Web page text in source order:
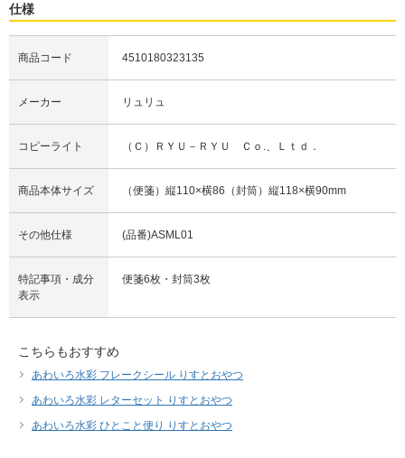
仕様
商品コード 4510180323135
メーカー リュリュ
コピーライト （Ｃ）ＲＹＵ－ＲＹＵ Ｃｏ.、Ｌｔｄ．
商品本体サイズ （便箋）縦110×横86（封筒）縦118×横90mm
その他仕様 (品番)ASML01
特記事項・成分
表示
便箋6枚・封筒3枚
こちらもおすすめ
あわいろ水彩 フレークシール りすとおやつ
あわいろ水彩 レターセット りすとおやつ
あわいろ水彩 ひとこと便り りすとおやつ